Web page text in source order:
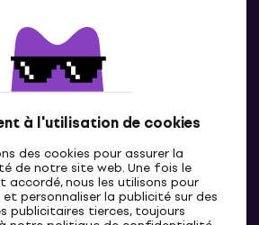
à l'utilisation de cookies
des cookies pour assurer la
de notre site web. Une fois le
accordé, nous les utilisons pour
personnaliser la publicité sur des
publicitaires tierces, toujours
Contacte nous
LU